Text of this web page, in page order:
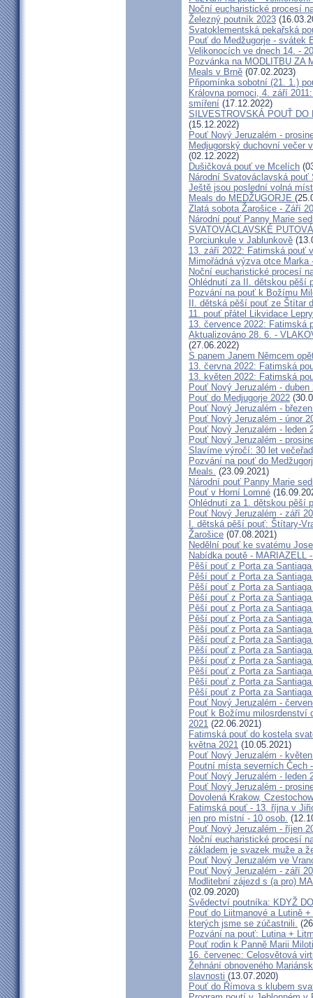
Noční eucharistické procesí
Železný poutník 2023
Svatoklementská pekařská
Pouť do Medžugorje - svátek
Velikonocích ve dnech 14. -
Pozvánka na MODLITBU ZA
Meals v Brně (07.02.2023)
Připomínka sobotní (21. 1.)
Královna pomoci, 4. září
smíření (17.12.2022)
SILVESTROVSKÁ POUŤ DO
(15.12.2022)
Pouť Nový Jeruzalém -
Medjugorský duchovní večer
(02.12.2022)
Dušičková pouť ve Mcelích
Národní Svatováclavská pouť
Ještě jsou poslední volná
Meals do MEDŽUGORJE
Zlatá sobota Žarošice - Září
Národní pouť Panny Marie
SVATOVÁCLAVSKÉ
Porciunkule v Jablunkově
13. září 2022: Fatimská pouť
Mimořádná výzva otce
Noční eucharistické procesí
Ohlédnutí za II. dětskou pěší
Pozvání na pouť k Božímu
II. dětská pěší pouť ze Štítar
11. pouť přátel Likvidace Lepry
13. července 2022: Fatimská
Aktualizováno 28. 6. -
(27.06.2022)
S panem Janem Němcem
13. června 2022: Fatimská
13. květen 2022: Fatimská
Pouť Nový Jeruzalém - duben
Pouť do Medjugorje 2022
Pouť Nový Jeruzalém -
Pouť Nový Jeruzalém - únor
Pouť Nový Jeruzalém - leden
Pouť Nový Jeruzalém -
Slavíme výročí: 30 let
Pozvání na pouť do
Meals. (23.09.2021)
Národní pouť Panny Marie
Pouť v Horní Lomné
Ohlédnutí za 1. dětskou pěší
Pouť Nový Jeruzalém - září
I. dětská pěší pouť: Štítary-
Žarošice (07.08.2021)
Nedělní pouť ke svatému
Nabídka poutě - MARIAZELL
Pěší pouť z Porta za
Pěší pouť z Porta za
Pěší pouť z Porta za
Pěší pouť z Porta za
Pěší pouť z Porta za
Pěší pouť z Porta za
Pěší pouť z Porta za
Pěší pouť z Porta za
Pěší pouť z Porta za
Pěší pouť z Porta za
Pěší pouť z Porta za
Pěší pouť z Porta za
Pěší pouť z Porta za
Pouť Nový Jeruzalém -
Pouť k Božímu milosrdenství
2021 (22.06.2021)
Fatimská pouť do kostela
května 2021 (10.05.2021)
Pouť Nový Jeruzalém -
Poutní místa severních Čech
Pouť Nový Jeruzalém - leden
Pouť Nový Jeruzalém -
Dovolená Krakow,
Fatimská pouť - 13. října v
jen pro místní - 10 osob.
Pouť Nový Jeruzalém - říjen
Noční eucharistické procesí
základem je svazek muže a
Pouť Nový Jeruzalém ve
Pouť Nový Jeruzalém - září
Modlitební zájezd s (a pro)
(02.09.2020)
Svědectví poutníka: KDYŽ
Pouť do Liitmanové a Lutině
kterých jsme se zúčastnili.
Pozvání na pouť: Lutina +
Pouť rodin k Panně Marii
16. červenec: Celosvětová
Žehnání obnoveného
slavnosti (13.07.2020)
Pouť do Římova s klubem